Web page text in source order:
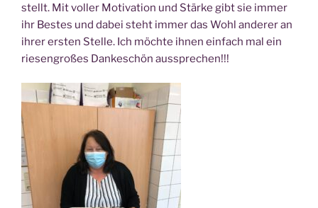
stellt. Mit vol­ler Moti­va­ti­on und Stär­ke gibt sie immer
ihr Bes­tes und dabei steht immer das Wohl ande­rer an
ihrer ers­ten Stel­le. Ich möch­te ihnen ein­fach mal ein
rie­sen­gro­ßes Dan­ke­schön aussprechen!!!